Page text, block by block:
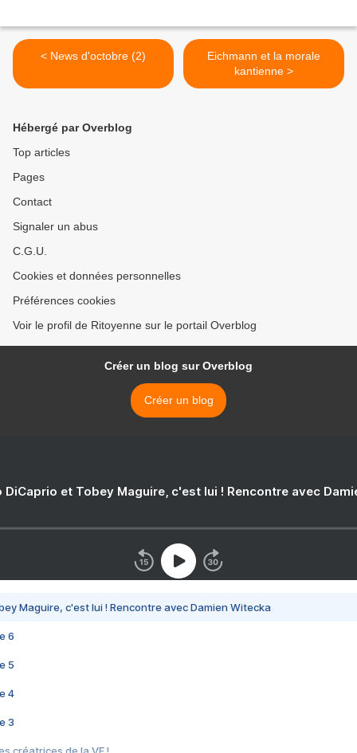
< News d'octobre (2)
Eichmann et la morale
kantienne >
Hébergé par Overblog
Top articles
Pages
Contact
Signaler un abus
C.G.U.
Cookies et données personnelles
Préférences cookies
Voir le profil de Ritoyenne sur le portail Overblog
Créer un blog sur Overblog
Créer un blog
DiCaprio et Tobey Maguire, c'est lui ! Rencontre avec
Maguire, c'est lui ! Rencontre avec Damien Witecka
6
5
4
3